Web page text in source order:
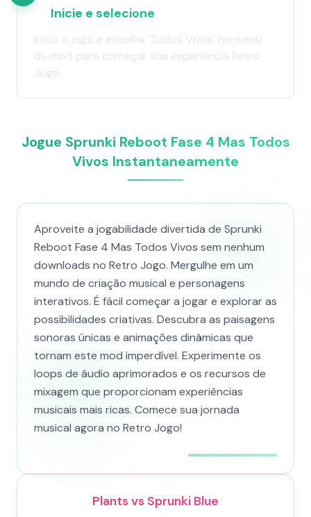
Inicie e selecione
Inicie o jogo e escolha 'Todos Vivos' no menu
de mod para começar sua experiência Retro
Jogo.
Jogue Sprunki Reboot Fase 4 Mas Todos
Vivos Instantaneamente
Aproveite a jogabilidade divertida de Sprunki
Reboot Fase 4 Mas Todos Vivos sem nenhum
downloads no Retro Jogo. Mergulhe em um
mundo de criação musical e personagens
interativos. É fácil começar a jogar e explorar as
possibilidades criativas. Descubra as paisagens
sonoras únicas e animações dinâmicas que
tornam este mod imperdível. Experimente os
loops de áudio aprimorados e os recursos de
mixagem que proporcionam experiências
musicais mais ricas. Comece sua jornada
musical agora no Retro Jogo!
Plants vs Sprunki Blue